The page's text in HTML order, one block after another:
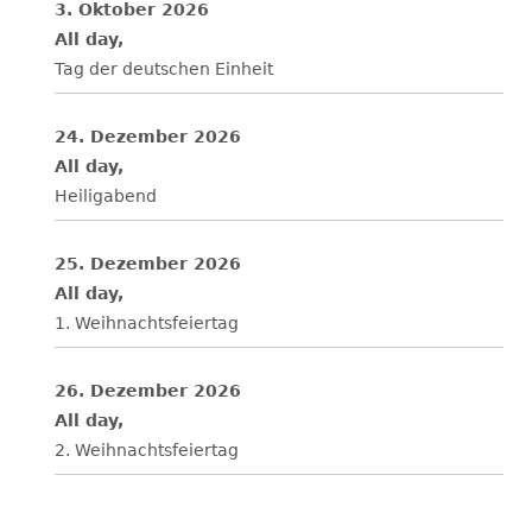
3. Oktober 2026
All day,
Tag der deutschen Einheit
24. Dezember 2026
All day,
Heiligabend
25. Dezember 2026
All day,
1. Weihnachtsfeiertag
26. Dezember 2026
All day,
2. Weihnachtsfeiertag